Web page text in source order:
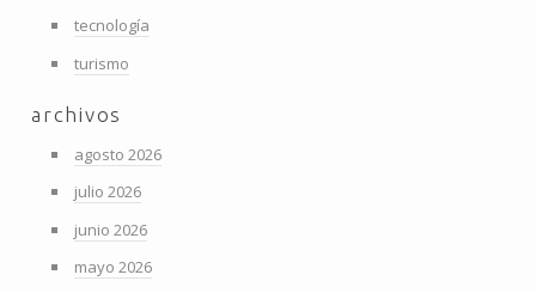
tecnología
turismo
archivos
agosto 2026
julio 2026
junio 2026
mayo 2026